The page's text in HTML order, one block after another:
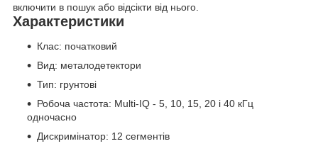
включити в пошук або відсікти від нього.
Характеристики
Клас: початковий
Вид: металодетектори
Тип: грунтові
Робоча частота: Multi-IQ - 5, 10, 15, 20 і 40 кГц
одночасно
Дискримінатор: 12 сегментів